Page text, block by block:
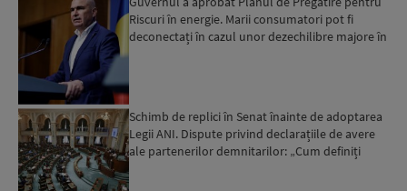
Riscuri în energie. Marii consumatori pot fi
deconectați în cazul unor dezechilibre majore în
Schimb de replici în Senat înainte de adoptarea
Legii ANI. Dispute privind declarațiile de avere
ale partenerilor demnitarilor: „Cum definiți